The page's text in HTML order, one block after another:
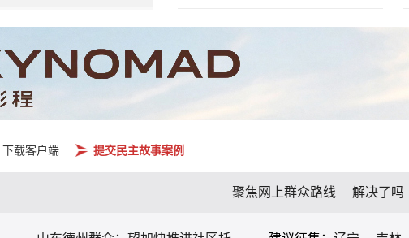
下载客户端 提交民主故事案例
聚焦网上群众路线 解决了吗